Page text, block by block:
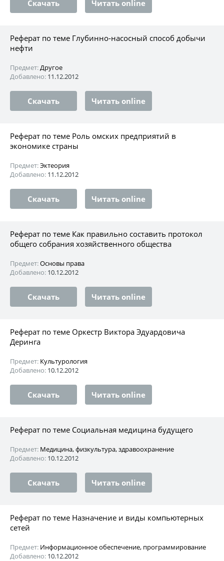
Скачать Читать online
Реферат по теме Глубинно-насосный способ добычи
нефти
Предмет:Другое
Добавлено: 11.12.2012
Скачать Читать online
Реферат по теме Роль омских предприятий в
экономике страны
Предмет:Эктеория
Добавлено: 11.12.2012
Скачать Читать online
Реферат по теме Как правильно составить протокол
общего собрания хозяйственного общества
Предмет:Основы права
Добавлено: 10.12.2012
Скачать Читать online
Реферат по теме Оркестр Виктора Эдуардовича
Деринга
Предмет: Культурология
Добавлено: 10.12.2012
Скачать Читать online
Реферат по теме Социальная медицина будущего
Предмет: Медицина, физкультура, здравоохранение
Добавлено: 10.12.2012
Скачать Читать online
Реферат по теме Назначение и виды компьютерных
сетей
Предмет: Информационное обеспечение, программирование
Добавлено: 10.12.2012